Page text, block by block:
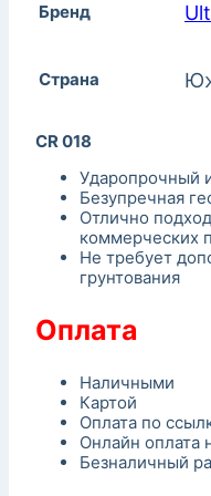
Бренд
Страна
CR 018
Ударопрочный
Безупречная
Отлично
коммерческих
Не требует
грунтования
Оплата
Наличными
Картой
Оплата по
Онлайн оплата
Безналичный